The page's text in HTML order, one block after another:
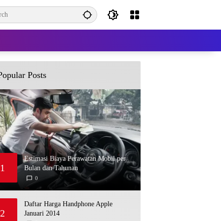
Posts
1
Estimasi Biaya Perawatan Mobil per
Bulan dan Tahunan
M
Y
,
2
0
0
2
Daftar Harga Handphone Apple
Januari 2014